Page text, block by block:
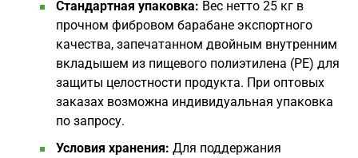
Стандартная упаковка: Вес нетто 25 кг в
прочном фибровом барабане экспортного
качества, запечатанном двойным внутренним
вкладышем из пищевого полиэтилена (PE) для
защиты целостности продукта. При оптовых
заказах возможна индивидуальная упаковка
по запросу.
Условия хранения: Для поддержания